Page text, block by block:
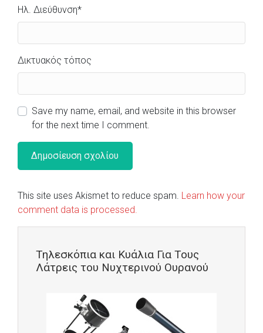
Ηλ. Διεύθυνση*
Δικτυακός τόπος
Save my name, email, and website in this browser
for the next time I comment.
This site uses Akismet to reduce spam. Learn how your
comment data is processed.
Τηλεσκόπια και Κυάλια Για Τους
Λάτρεις του Νυχτερινού Ουρανού